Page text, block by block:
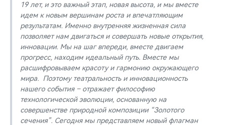
19 лет, и это важный этап, новая высота, и мы вместе
идем к новым вершинам роста и впечатляющим
результатам. Именно внутренняя жизненная сила
позволяет нам двигаться и совершать новые открытия,
инновации. Мы на шаг впереди, вместе двигаем
прогресс, находим идеальный путь. Вместе мы
расшифровываем красоту и гармонию окружающего
мира. Поэтому театральность и инновационность
нашего события – отражает философию
технологической эволюции, основанную на
совершенстве природной композиции “Золотого
сечения”. Сегодня мы представляем новый флагман